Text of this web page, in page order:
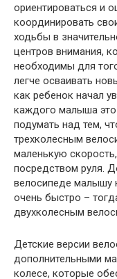
ориентироваться и
координировать
ходьбы в
центров внимания,
необходимы для
легче осваивать
как ребенок начал
каждого малыша
подумать над тем,
трехколесным
маленькую
посредством руля.
велосипеде малышу
очень быстро –
двухколесным
Детские версии
дополнительными
колесе, которые